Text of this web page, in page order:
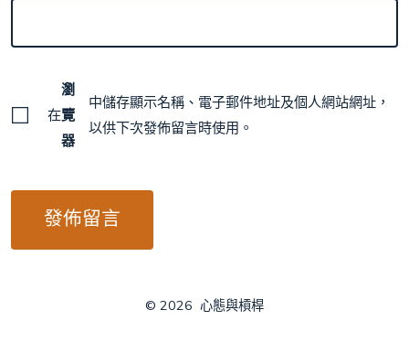
在
瀏
覽
器
中儲存顯示名稱、電子郵件地址及個人網站網址，
以供下次發佈留言時使用。
© 2026 心態與槓桿